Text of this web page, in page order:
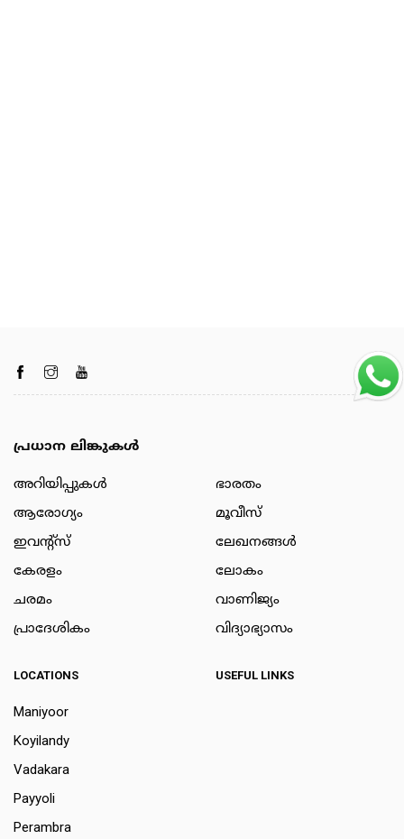
പ്രധാന ലിങ്കുകൾ
അറിയിപ്പുകള്‍
ആരോഗ്യം
ഇവന്റ്സ്
കേരളം
ചരമം
പ്രാദേശികം
ഭാരതം
മൂവീസ്
ലേഖനങ്ങള്‍
ലോകം
വാണിജ്യം
വിദ്യാഭ്യാസം
LOCATIONS
Maniyoor
Koyilandy
Vadakara
Payyoli
Perambra
USEFUL LINKS